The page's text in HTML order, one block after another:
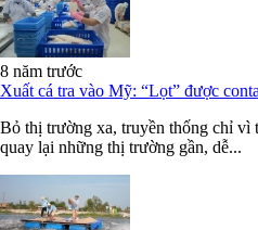
8 năm trước
Xuất cá tra vào Mỹ: “Lọt” được
Bỏ thị trường xa, truyền thống chỉ vì
quay lại những thị trường gần, dễ...